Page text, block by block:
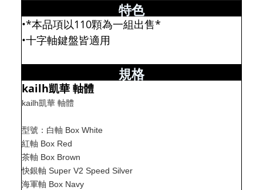
特色
•*本品項以110顆為一組出售*
•十字軸鍵盤皆適用
規格
kailh凱華 軸體
kailh凱華 軸體
型號：白軸 Box White
紅軸 Box Red
茶軸 Box Brown
快銀軸 Super V2 Speed Silver
海軍軸 Box Navy